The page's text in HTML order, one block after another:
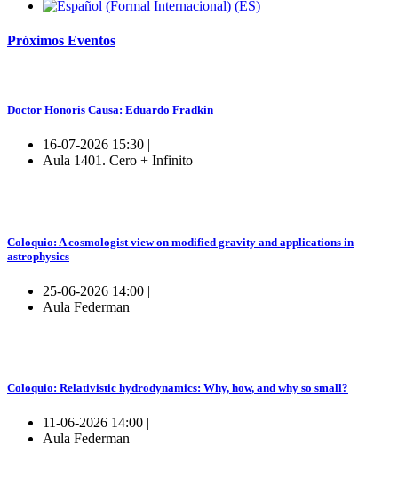
Próximos Eventos
Doctor Honoris Causa: Eduardo Fradkin
16-07-2026 15:30 |
Aula 1401. Cero + Infinito
Coloquio: A cosmologist view on modified gravity and applications in
astrophysics
25-06-2026 14:00 |
Aula Federman
Coloquio: Relativistic hydrodynamics: Why, how, and why so small?
11-06-2026 14:00 |
Aula Federman